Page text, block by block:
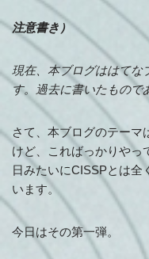
注意書き）
現在、本ブログははてな
す。過去に書いたもので
さて、本ブログのテーマ
けど、こればっかりやっ
日みたいにCISSPとは全
います。
今日はその第一弾。